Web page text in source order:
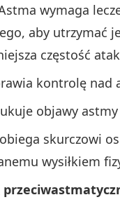
wymaga
aby utrzymać
częstość
kontrolę nad
objawy
skurczowi
wysiłkiem